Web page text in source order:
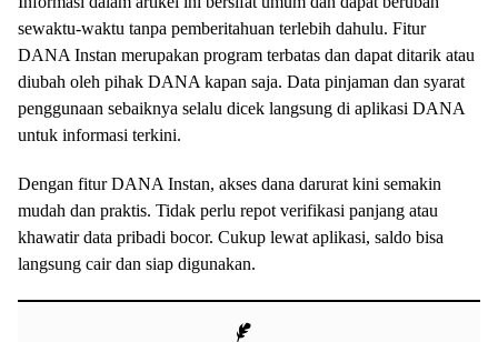
sewaktu-waktu tanpa pemberitahuan terlebih dahulu. Fitur
DANA Instan merupakan program terbatas dan dapat ditarik atau
diubah oleh pihak DANA kapan saja. Data pinjaman dan syarat
penggunaan sebaiknya selalu dicek langsung di aplikasi DANA
untuk informasi terkini.
Dengan fitur DANA Instan, akses dana darurat kini semakin
mudah dan praktis. Tidak perlu repot verifikasi panjang atau
khawatir data pribadi bocor. Cukup lewat aplikasi, saldo bisa
langsung cair dan siap digunakan.